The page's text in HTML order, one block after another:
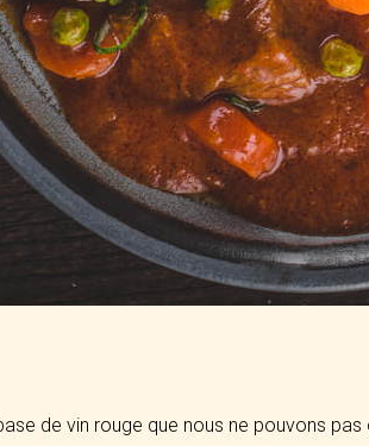
de vin rouge que nous ne pouvons